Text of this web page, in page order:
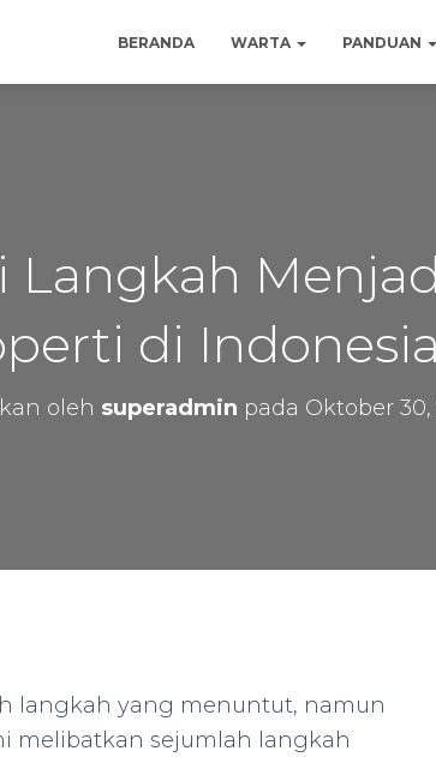
BERANDA WARTA PANDUAN
Langkah
di Indonesia
oleh superadmin pada Oktober 30,
langkah yang menuntut, namun
melibatkan sejumlah langkah